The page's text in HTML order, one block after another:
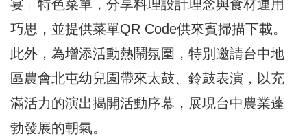
宴」特色菜單，分享料理設計理念與食材運用
巧思，並提供菜單QR Code供來賓掃描下載。
此外，為增添活動熱鬧氛圍，特別邀請台中地
區農會北屯幼兒園帶來太鼓、鈴鼓表演，以充
滿活力的演出揭開活動序幕，展現台中農業蓬
勃發展的朝氣。